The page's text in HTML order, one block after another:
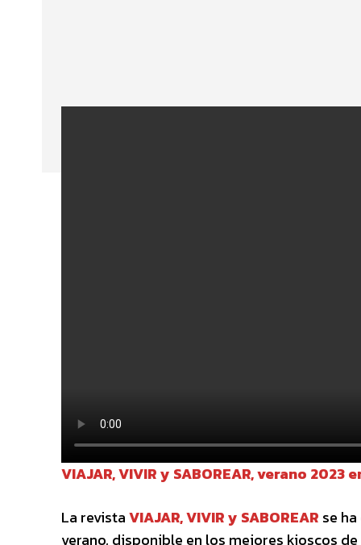
VIAJAR, VIVIR y SABOREAR, verano
La revistaVIAJAR, VIVIR y SABOREAR se
verano, disponible en los mejores kioscos